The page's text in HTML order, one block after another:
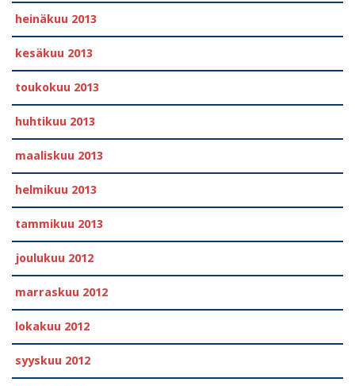
heinäkuu 2013
kesäkuu 2013
toukokuu 2013
huhtikuu 2013
maaliskuu 2013
helmikuu 2013
tammikuu 2013
joulukuu 2012
marraskuu 2012
lokakuu 2012
syyskuu 2012